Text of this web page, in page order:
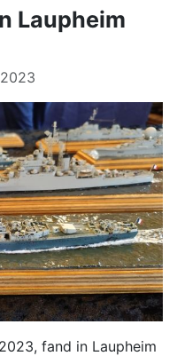
Laupheim
fand in Laupheim